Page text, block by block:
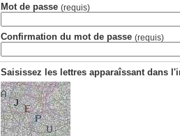
Mot de passe (requis)
Confirmation du mot de passe (requis)
Saisissez les lettres apparaîssant dans